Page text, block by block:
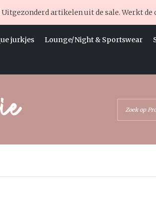
artikelen uit de sale. Werkt de
jurkjes Lounge/Night & Sportswear